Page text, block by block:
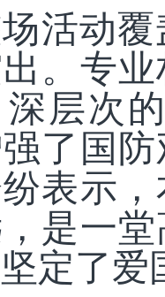
动覆
。专
层次
了国
表示
是一
定了爱